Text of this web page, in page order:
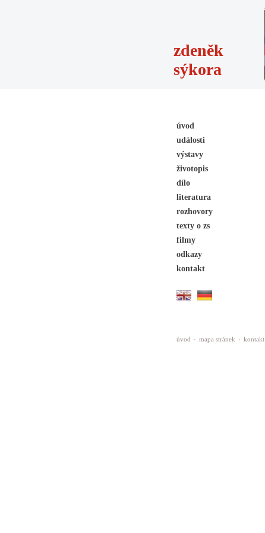
zdeněk
sýkora
úvod
události
výstavy
životopis
dílo
literatura
rozhovory
texty o zs
filmy
odkazy
kontakt
úvod · mapa stránek · kontakt